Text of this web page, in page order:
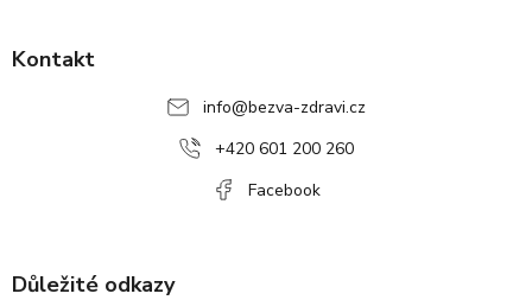
Kontakt
info@bezva-zdravi.cz
+420 601 200 260
Facebook
Důležité odkazy